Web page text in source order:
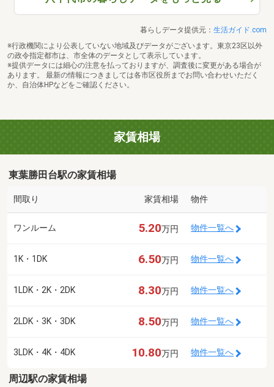
暮らしデータ提供元： 生活ガイド.com
※行政機関により公表していない地域及びデータがございます。東京23区以外
の政令指定都市は、市全体のデータとして表示しています。
※提供データには細心の注意を払っておりますが、調査後に変更がある場合が
あります。 最新の情報につきましては各市区役所までお問い合わせいただく
か、自治体HPなどをご確認ください。
家賃相場
東葉勝田台駅の家賃相場
間取り 家賃相場 物件
ワンルーム 5.20万円 物件一覧へ
1K・1DK 6.50万円 物件一覧へ
1LDK・2K・2DK 8.30万円 物件一覧へ
2LDK・3K・3DK 8.50万円 物件一覧へ
3LDK・4K・4DK 10.80万円 物件一覧へ
周辺駅の家賃相場